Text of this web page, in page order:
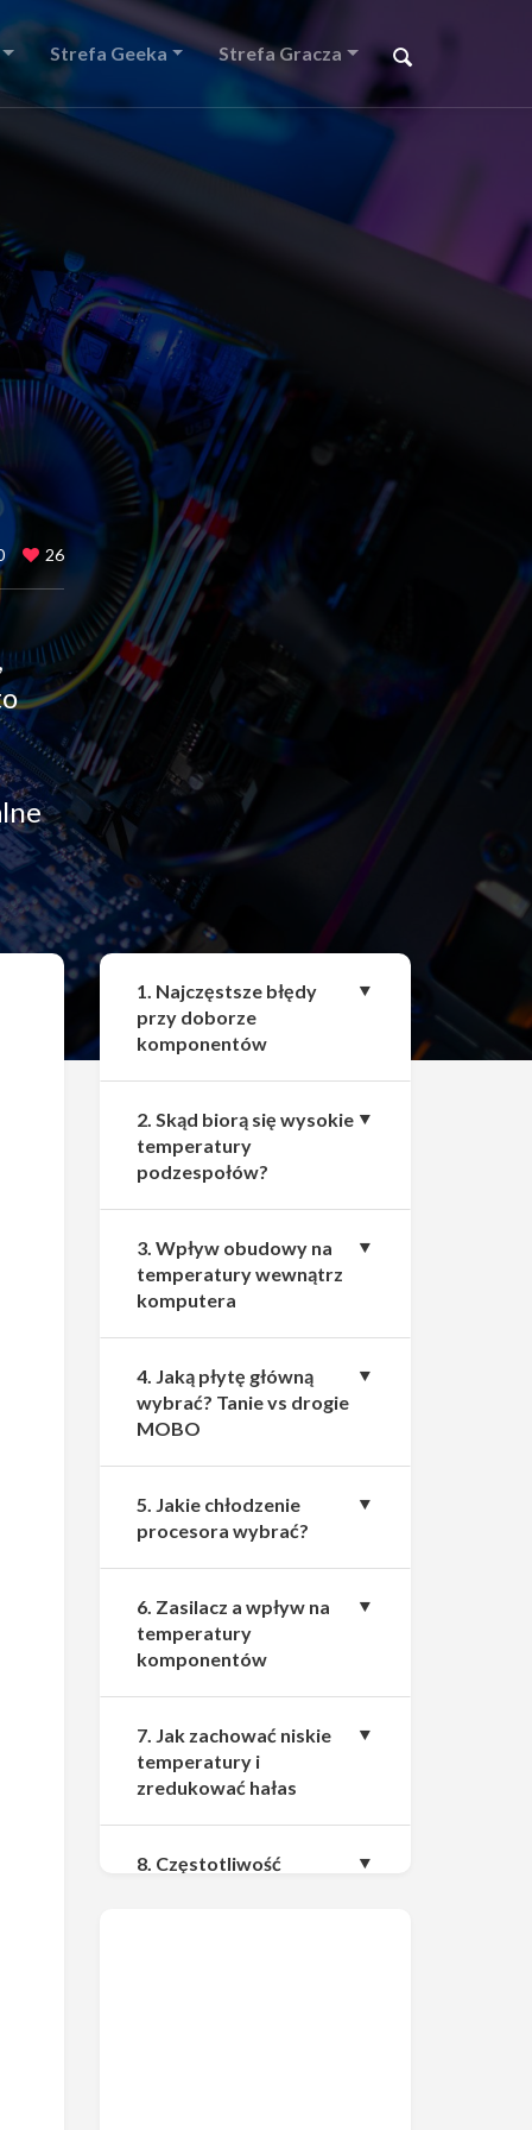
Strefa Geeka Strefa Gracza
26
1. Najczęstsze błędy
przy doborze
komponentów
2. Skąd biorą się wysokie
temperatury
podzespołów?
3. Wpływ obudowy na
temperatury wewnątrz
komputera
4. Jaką płytę główną
wybrać? Tanie vs drogie
MOBO
5. Jakie chłodzenie
procesora wybrać?
6. Zasilacz a wpływ na
temperatury
komponentów
7. Jak zachować niskie
temperatury i
zredukować hałas
8. Częstotliwość